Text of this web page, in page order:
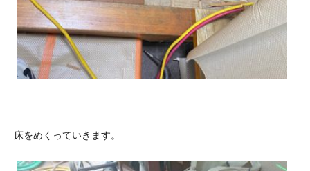
床をめくっていきます。